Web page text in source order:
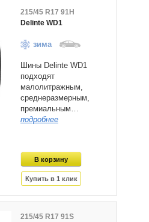
215/45 R17 91H
Delinte WD1
зима
Шины Delinte WD1
подходят
малолитражным,
среднеразмерным,
премиальным…
подробнее
215/45 R17 91S